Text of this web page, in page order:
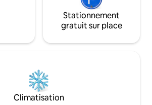
Stationnement
gratuit sur place
Climatisation